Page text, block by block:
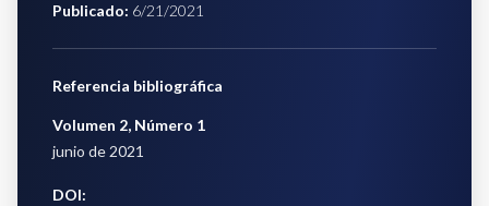
Publicado: 6/21/2021
Referencia bibliográfica
Volumen 2, Número 1
junio de 2021
DOI: